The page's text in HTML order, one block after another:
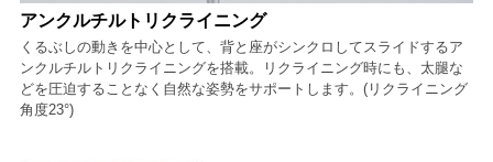
アンクルチルトリクライニング
くるぶしの動きを中心として、背と座がシンクロしてスライドするア
ンクルチルトリクライニングを搭載。リクライニング時にも、太腿な
どを圧迫することなく自然な姿勢をサポートします。(リクライニング
角度23°)